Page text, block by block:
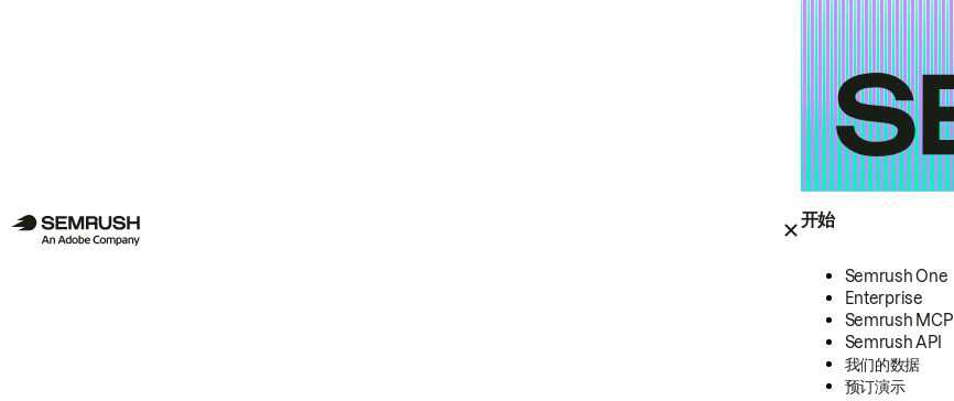
开始
Semrush One
Enterprise
Semrush MCP
Semrush API
我们的数据
预订演示